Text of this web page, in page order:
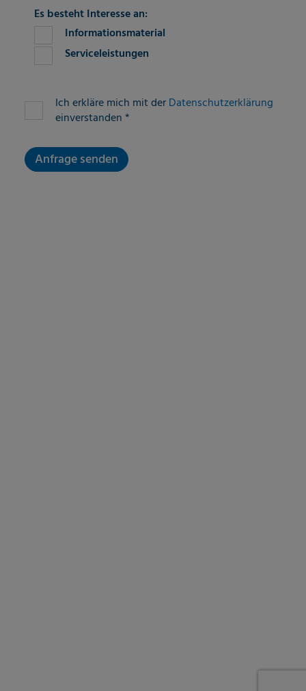
Es besteht Interesse an:
Informationsmaterial
Serviceleistungen
Ich erkläre mich mit derDatenschutzerklärung
einverstanden*
Anfrage senden